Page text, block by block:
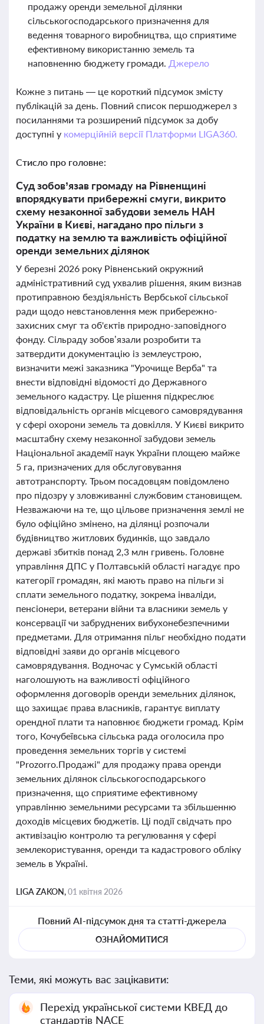
продажу оренди земельної ділянки
сільськогосподарського призначення для
ведення товарного виробництва, що сприятиме
ефективному використанню земель та
наповненню бюджету громади. Джерело
Кожне з питань — це короткий підсумок змісту
публікацій за день. Повний список першоджерел з
посиланнями та розширений підсумок за добу
доступні у комерційній версії Платформи LIGA360.
Стисло про головне:
Суд зобов’язав громаду на Рівненщині
впорядкувати прибережні смуги, викрито
схему незаконної забудови земель НАН
України в Києві, нагадано про пільги з
податку на землю та важливість офіційної
оренди земельних ділянок
У березні 2026 року Рівненський окружний
адміністративний суд ухвалив рішення, яким визнав
протиправною бездіяльність Вербської сільської
ради щодо невстановлення меж прибережно-
захисних смуг та об'єктів природно-заповідного
фонду. Сільраду зобов’язали розробити та
затвердити документацію із землеустрою,
визначити межі заказника "Урочище Верба" та
внести відповідні відомості до Державного
земельного кадастру. Це рішення підкреслює
відповідальність органів місцевого самоврядування
у сфері охорони земель та довкілля. У Києві викрито
масштабну схему незаконної забудови земель
Національної академії наук України площею майже
5 га, призначених для обслуговування
автотранспорту. Трьом посадовцям повідомлено
про підозру у зловживанні службовим становищем.
Незважаючи на те, що цільове призначення землі не
було офіційно змінено, на ділянці розпочали
будівництво житлових будинків, що завдало
державі збитків понад 2,3 млн гривень. Головне
управління ДПС у Полтавській області нагадує про
категорії громадян, які мають право на пільги зі
сплати земельного податку, зокрема інваліди,
пенсіонери, ветерани війни та власники земель у
консервації чи забруднених вибухонебезпечними
предметами. Для отримання пільг необхідно подати
відповідні заяви до органів місцевого
самоврядування. Водночас у Сумській області
наголошують на важливості офіційного
оформлення договорів оренди земельних ділянок,
що захищає права власників, гарантує виплату
орендної плати та наповнює бюджети громад. Крім
того, Кочубеївська сільська рада оголосила про
проведення земельних торгів у системі
"Prozorro.Продажі" для продажу права оренди
земельних ділянок сільськогосподарського
призначення, що сприятиме ефективному
управлінню земельними ресурсами та збільшенню
доходів місцевих бюджетів. Ці події свідчать про
активізацію контролю та регулювання у сфері
землекористування, оренди та кадастрового обліку
земель в Україні.
LIGA ZAKON,01 квітня 2026
Повний AI-підсумок дня та статті-джерела
ОЗНАЙОМИТИСЯ
Теми, які можуть вас зацікавити:
Перехід української системи КВЕД до
стандартів NACE